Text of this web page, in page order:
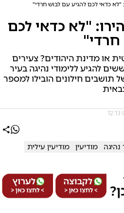
"לא כדאי לכם להגיע עם לבוש חרדי"
"לא כדאי לכם
או מדינת היהודים? צעירים
להגיע ללימודי נהיגה בעיר
תושבים חילונים הובילו למספר
נהיגה מודיעין
מודיעין עילית